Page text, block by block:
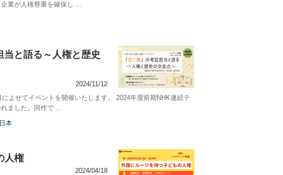
企業が人権尊重を確保し …
当と語る～人権と歴史
2024/11/12
よせてイベントを開催いたします。 2024年度前期NHK連続テ
れました。同作で …
日本
人権
2024/04/18